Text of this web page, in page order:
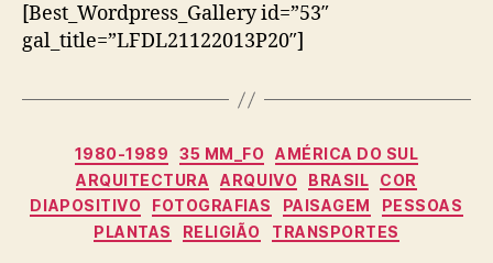
[Best_Wordpress_Gallery id=”53″
gal_title=”LFDL21122013P20″]
Categorias
1980-1989 35 MM_FO
AMÉRICA DO SUL
ARQUITECTURA
ARQUIVO BRASIL
COR
DIAPOSITIVO
FOTOGRAFIAS PAISAGEM
PESSOAS
PLANTAS
RELIGIÃO TRANSPORTES